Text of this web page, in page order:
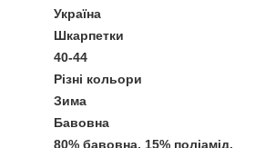
Україна
Шкарпетки
40-44
Різні кольори
Зима
Бавовна
80% бавовна, 15% поліамід,